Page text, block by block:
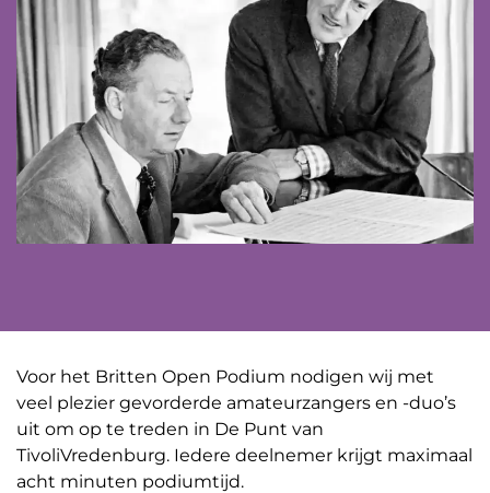
Voor het Britten Open Podium nodigen wij met
veel plezier gevorderde amateurzangers en -duo’s
uit om op te treden in De Punt van
TivoliVredenburg. Iedere deelnemer krijgt maximaal
acht minuten podiumtijd.